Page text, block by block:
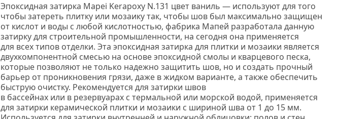
Эпоксидная затирка Mapei Kerapoxy N.131 цвет ваниль — используют для того
чтобы затереть плитку или мозаику так, чтобы шов был максимально защищен
от кислот и воды с любой кислотностью, фабрика Мапей разработала данную
затирку для строительной промышленности, на сегодня она применяется
для всех типов отделки. Эта эпоксидная затирка для плитки и мозаики является
двухкомпонентной смесью на основе эпоксидной смолы и кварцевого песка,
которые позволяют не только надежно защитить шов, но и создать прочный
барьер от проникновения грязи, даже в жидком варианте, а также обеспечить
быструю очистку. Рекомендуется для затирки швов
в бассейнах или в резервуарах с термальной или морской водой, применяется
для затирки керамической плитки и мозаики с шириной шва от 1 до 15 мм.